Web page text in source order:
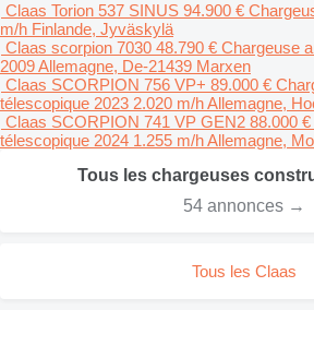
Claas Torion 537 SINUS 94.900 €
m/h Finlande, Jyväskylä
Claas scorpion 7030 48.790 € Chargeuse
2009Allemagne, De-21439 Marxen
Claas SCORPION 756 VP+ 89.000 €
télescopique 2023 2.020 m/hAllemagne,
Claas SCORPION 741 VP GEN2 88.000 €
télescopique 2024 1.255 m/hAllemagne,
Tous les chargeuses
54 annonces →
Tous les Claas